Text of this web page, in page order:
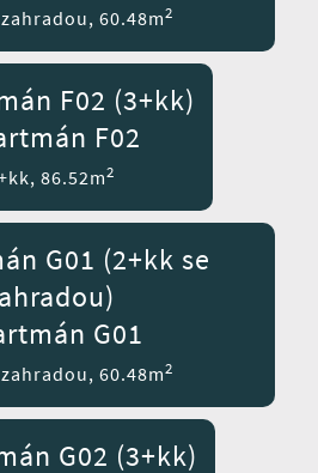
60.48m2
F02
86.52m2
G01
60.48m2